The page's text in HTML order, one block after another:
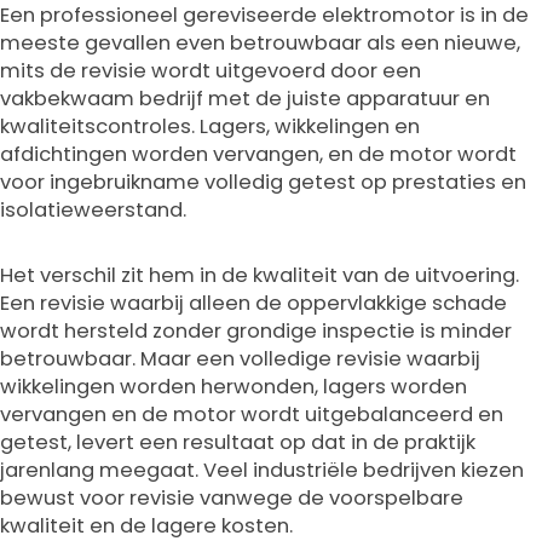
Een professioneel gereviseerde elektromotor is in de
meeste gevallen even betrouwbaar als een nieuwe,
mits de revisie wordt uitgevoerd door een
vakbekwaam bedrijf met de juiste apparatuur en
kwaliteitscontroles. Lagers, wikkelingen en
afdichtingen worden vervangen, en de motor wordt
voor ingebruikname volledig getest op prestaties en
isolatieweerstand.
Het verschil zit hem in de kwaliteit van de uitvoering.
Een revisie waarbij alleen de oppervlakkige schade
wordt hersteld zonder grondige inspectie is minder
betrouwbaar. Maar een volledige revisie waarbij
wikkelingen worden herwonden, lagers worden
vervangen en de motor wordt uitgebalanceerd en
getest, levert een resultaat op dat in de praktijk
jarenlang meegaat. Veel industriële bedrijven kiezen
bewust voor revisie vanwege de voorspelbare
kwaliteit en de lagere kosten.